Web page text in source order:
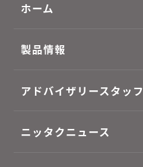
ホーム
製品情報
アドバイザリースタッフ
ニッタクニュース